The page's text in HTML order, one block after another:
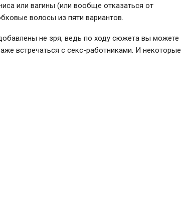
или вагины (или вообще отказаться от
волосы из пяти вариантов.
не зря, ведь по ходу сюжета вы можете
встречаться с секс-работниками. И некоторые